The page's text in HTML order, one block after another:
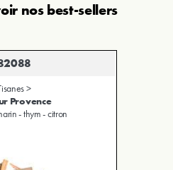
nos best-sellers
>
Provence
- thym - citron